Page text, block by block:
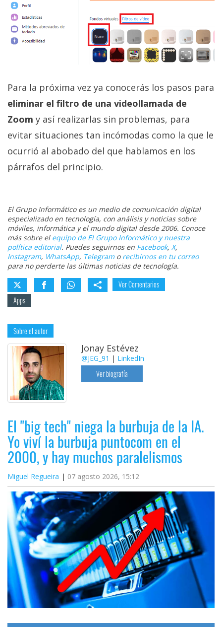
Para la próxima vez ya conocerás los pasos para
eliminar el filtro de una videollamada de
Zoom y así realizarlas sin problemas, para
evitar situaciones tan incómodas como la que le
ocurrió al abobado del que hablamos en los
párrafos del principio.
El Grupo Informático es un medio de comunicación digital
especializado en tecnología, con análisis y noticias sobre
móviles, informática y el mundo digital desde 2006. Conoce
más sobre el equipo de El Grupo Informático y nuestra
política editorial. Puedes seguirnos en Facebook, X,
Instagram, WhatsApp, Telegramo recibirnos en tu correo
para no perderte las últimas noticias de tecnología.
Ver Comentarios
Apps
Sobre el autor
Jonay Estévez
@JEG_91 | LinkedIn
Ver biografía
El "big tech" niega la burbuja de la IA.
Yo viví la burbuja puntocom en el
2000, y hay muchos paralelismos
Miguel Regueira 07 agosto 2026, 15:12